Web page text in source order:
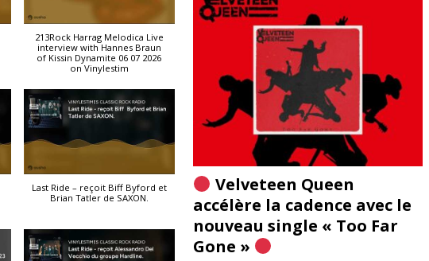
213Rock Harrag Melodica Live
interview with Hannes Braun
of Kissin Dynamite 06 07 2026
on Vinylestim
Last Ride – reçoit Biff Byford et
Brian Tatler de SAXON.
Velveteen Queen
accélère la cadence avec le
nouveau single « Too Far
Gone »